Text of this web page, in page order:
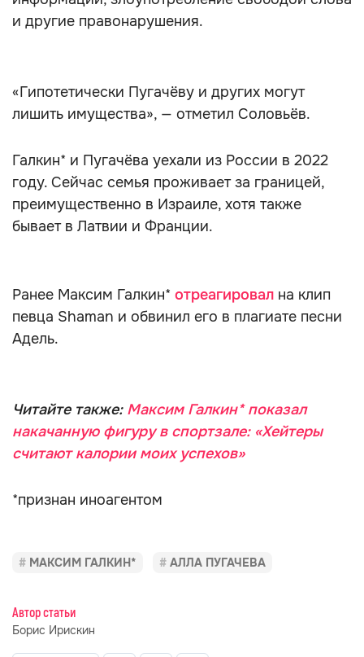
и другие правонарушения.
«Гипотетически Пугачёву и других могут
лишить имущества», — отметил Соловьёв.
Галкин* и Пугачёва уехали из России в 2022
году. Сейчас семья проживает за границей,
преимущественно в Израиле, хотя также
бывает в Латвии и Франции.
Ранее Максим Галкин* отреагировал на клип
певца Shaman и обвинил его в плагиате песни
Адель.
Читайте также: Максим Галкин* показал
накачанную фигуру в спортзале: «Хейтеры
считают калории моих успехов»
*признан иноагентом
МАКСИМ ГАЛКИН* АЛЛА ПУГАЧЕВА
Автор статьи
Борис Ирискин